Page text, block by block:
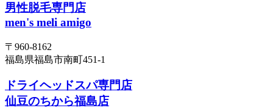
男性脱毛専門店
men's meli amigo
〒960-8162
福島県福島市南町451-1
ドライヘッドスパ専門店
仙豆のちから福島店